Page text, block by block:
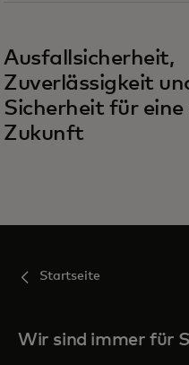
Ausfallsicherheit,
Zuverlässigkeit
Sicherheit für
Zukunft
Startseite
Wir sind immer für